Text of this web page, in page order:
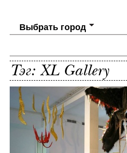
Выбрать город
Тэг: XL Gallery